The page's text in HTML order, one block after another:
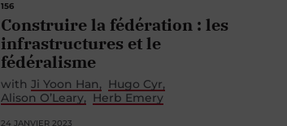
156
Construire la fédération : les
infrastructures et le
fédéralisme
with Ji Yoon Han
Hugo Cyr
Alison O’Leary
Herb Emery
24 JANVIER 2023